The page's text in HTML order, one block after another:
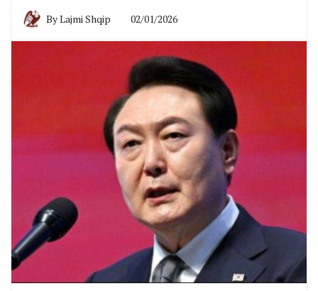
ByLajmi Shqip 02/01/2026